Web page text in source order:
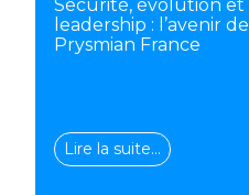
Sécurité, évolution et
leadership : l’avenir de
Prysmian France
Lire la suite…